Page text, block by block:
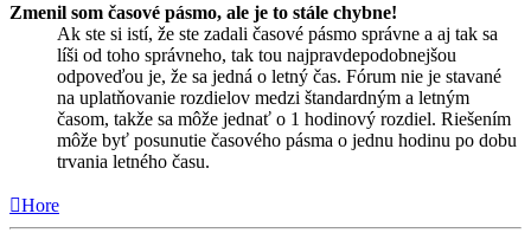
Zmenil som časové pásmo, ale je to stále chybne!
Ak ste si istí, že ste zadali časové pásmo správne a aj tak sa
líši od toho správneho, tak tou najpravdepodobnejšou
odpoveďou je, že sa jedná o letný čas. Fórum nie je stavané
na uplatňovanie rozdielov medzi štandardným a letným
časom, takže sa môže jednať o 1 hodinový rozdiel. Riešením
môže byť posunutie časového pásma o jednu hodinu po dobu
trvania letného času.
Hore